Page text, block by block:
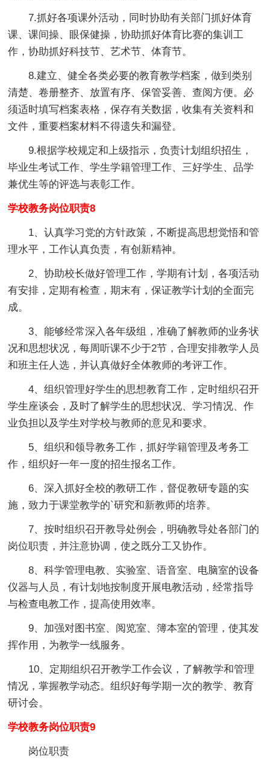
7.抓好各项课外活动，同时协助有关部门抓好体育
课、课间操、眼保健操，协助抓好体育比赛的集训工
作，协助抓好科技节、艺术节、体育节。
8.建立、健全各类必要的教育教学档案，做到类别
清楚、卷册整齐、放置有序、保管妥善、查阅方便。必
须适时填写档案表格，保存有关数据，收集有关资料和
文件，重要档案材料不得遗失和漏登。
9.根据学校规定和上级指示，负责计划组织招生，
毕业生考试工作、学生学籍管理工作、三好学生、品学
兼优生等的评选与表彰工作。
学校教务岗位职责8
1、认真学习党的方针政策，不断提高思想觉悟和管
理水平，工作认真负责，有创新精神。
2、协助校长做好管理工作，学期有计划，各项活动
有安排，定期有检查，期末有，保证教学计划的全面完
成。
3、能够经常深入各年级组，准确了解教师的业务状
况和思想状况，每周听课不少于2节，合理安排教学人员
和班主任人选，并认真做好全体教师的考评工作。
4、组织管理好学生的思想教育工作，定时组织召开
学生座谈会，及时了解学生的思想状况、学习情况、作
业负担以及学生对学校与教师的意见和要求。
5、组织和领导教务工作，抓好学籍管理及考务工
作，组织好一年一度的招生报名工作。
6、深入抓好全校的教研工作，督促教研专题的实
施，致力于课堂教学的`研究和新教师的培养。
7、按时组织召开教导处例会，明确教导处各部门的
岗位职责，并注意协调，使之既分工又协作。
8、科学管理电教、实验室、语音室、电脑室的设备
仪器与人员，有计划地按制度开展电教活动，经常指导
与检查电教工作，提高使用效率。
9、加强对图书室、阅览室、簿本室的管理，使其发
挥作用，为教学一线服务。
10、定期组织召开教学工作会议，了解教学和管理
情况，掌握教学动态。组织好每学期一次的教学、教育
研讨会。
学校教务岗位职责9
岗位职责